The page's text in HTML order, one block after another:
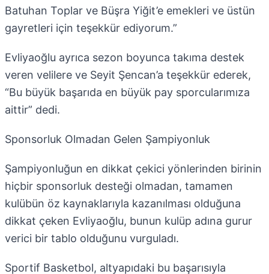
Batuhan Toplar ve Büşra Yiğit’e emekleri ve üstün
gayretleri için teşekkür ediyorum.”
Evliyaoğlu ayrıca sezon boyunca takıma destek
veren velilere ve Seyit Şencan’a teşekkür ederek,
“Bu büyük başarıda en büyük pay sporcularımıza
aittir” dedi.
Sponsorluk Olmadan Gelen Şampiyonluk
Şampiyonluğun en dikkat çekici yönlerinden birinin
hiçbir sponsorluk desteği olmadan, tamamen
kulübün öz kaynaklarıyla kazanılması olduğuna
dikkat çeken Evliyaoğlu, bunun kulüp adına gurur
verici bir tablo olduğunu vurguladı.
Sportif Basketbol, altyapıdaki bu başarısıyla